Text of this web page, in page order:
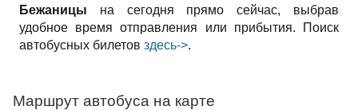
Бежаницы на сегодня прямо сейчас, выбрав
удобное время отправления или прибытия. Поиск
автобусных билетов здесь->.
Маршрут автобуса на карте